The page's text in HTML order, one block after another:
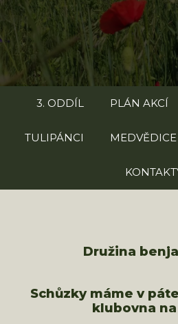
TÁBORY
3. ODDÍL PLÁN AKCÍ
TULIPÁNCI MEDVĚDICE
Družina
Schůzky máme v
klubovna